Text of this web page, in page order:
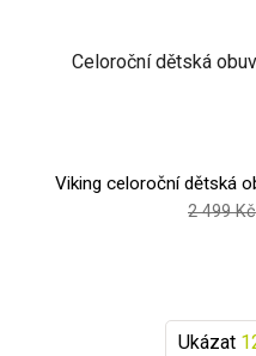
Viking celoroční dětská
2 499 Kč
Ukázat